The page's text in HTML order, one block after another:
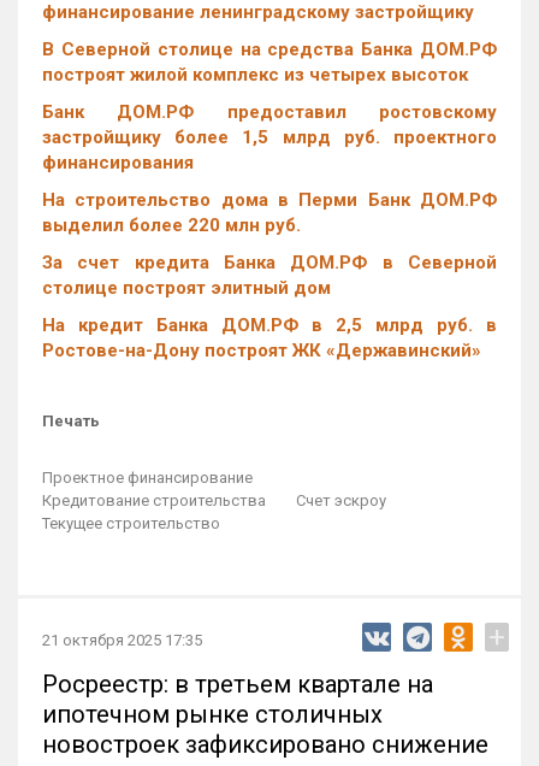
финансирование ленинградскому застройщику
В Северной столице на средства Банка ДОМ.РФ
построят жилой комплекс из четырех высоток
Банк ДОМ.РФ предоставил ростовскому
застройщику более 1,5 млрд руб. проектного
финансирования
На строительство дома в Перми Банк ДОМ.РФ
выделил более 220 млн руб.
За счет кредита Банка ДОМ.РФ в Северной
столице построят элитный дом
На кредит Банка ДОМ.РФ в 2,5 млрд руб. в
Ростове-на-Дону построят ЖК «Державинский»
Печать
Проектное финансирование
Кредитование строительства
Счет эскроу
Текущее строительство
21 октября 2025 17:35 +
Росреестр: в третьем квартале на
ипотечном рынке столичных
новостроек зафиксировано снижение